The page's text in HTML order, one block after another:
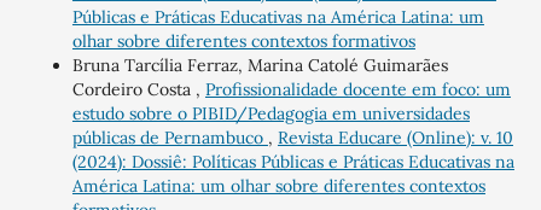
Públicas e Práticas Educativas na América Latina: um
olhar sobre diferentes contextos formativos
Bruna Tarcília Ferraz, Marina Catolé Guimarães
Cordeiro Costa , Profissionalidade docente em foco: um
estudo sobre o PIBID/Pedagogia em universidades
públicas de Pernambuco , Revista Educare (Online): v. 10
(2024): Dossiê: Políticas Públicas e Práticas Educativas na
América Latina: um olhar sobre diferentes contextos